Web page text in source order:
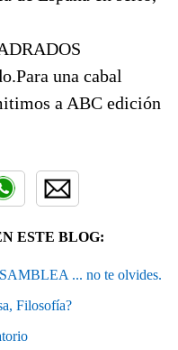
una cabal
a ABC edición
ESTE BLOG:
... no te olvides.
Filosofía?